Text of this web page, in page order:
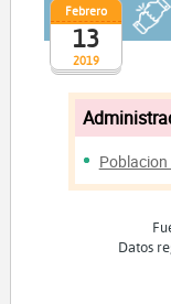
2019
Febrero
13
Poblacion
Datos